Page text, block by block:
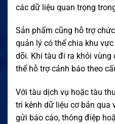
các dữ liệu quan trọng
Sản phẩm cũng hỗ trợ
quản lý có thể chia khu
dõi. Khi tàu đi ra khỏi
thể hỗ trợ cảnh báo theo
Với tàu dịch vụ hoặc tàu
trì kênh dữ liệu cơ bản qua
gửi báo cáo, thông điệp